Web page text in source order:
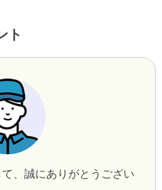
ト
、誠にありがとうござい